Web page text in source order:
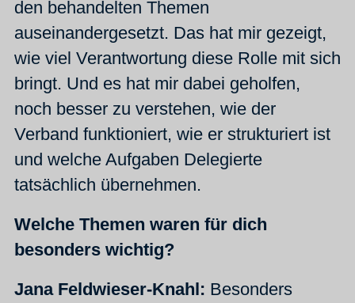
den behandelten Themen
auseinandergesetzt. Das hat mir gezeigt,
wie viel Verantwortung diese Rolle mit sich
bringt. Und es hat mir dabei geholfen,
noch besser zu verstehen, wie der
Verband funktioniert, wie er strukturiert ist
und welche Aufgaben Delegierte
tatsächlich übernehmen.
Welche Themen waren für dich
besonders wichtig?
Jana Feldwieser-Knahl: Besonders